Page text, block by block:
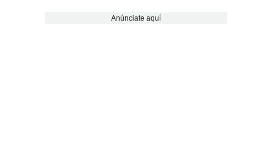
Anúnciate aquí